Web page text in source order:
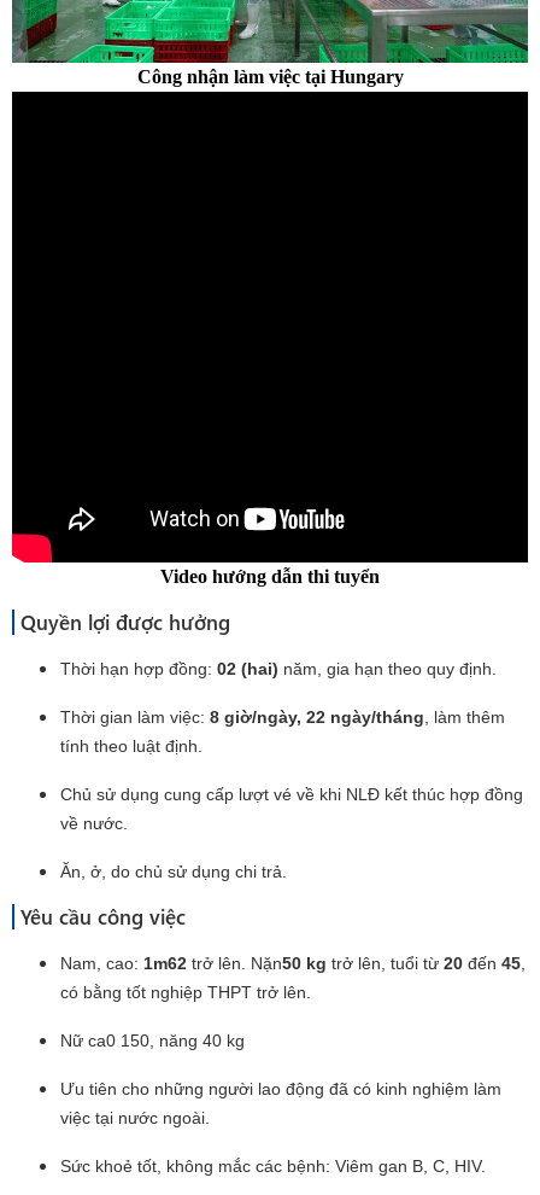
Công nhận làm việc tại Hungary
Video hướng dẫn thi tuyển
Quyền lợi được hưởng
Thời hạn hợp đồng: 02 (hai) năm, gia hạn theo quy định.
Thời gian làm việc: 8 giờ/ngày, 22 ngày/tháng , làm thêm
tính theo luật định.
Chủ sử dụng cung cấp lượt vé về khi NLĐ kết thúc hợp đồng
về nước.
Ăn, ở, do chủ sử dụng chi trả.
Yêu cầu công việc
Nam, cao: 1m62 trở lên. Nặn50 kg trở lên, tuổi từ 20 đến 45
có bằng tốt nghiệp THPT trở lên.
Nữ ca0 150, năng 40 kg
Ưu tiên cho những người lao động đã có kinh nghiệm làm
việc tại nước ngoài.
Sức khoẻ tốt, không mắc các bệnh: Viêm gan B, C, HIV.